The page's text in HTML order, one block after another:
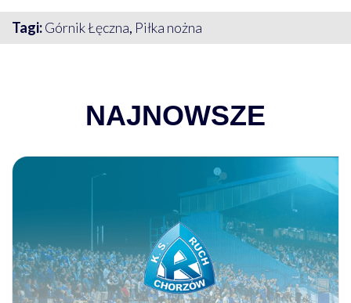
Tagi:Górnik Łęczna, Piłka nożna
NAJNOWSZE